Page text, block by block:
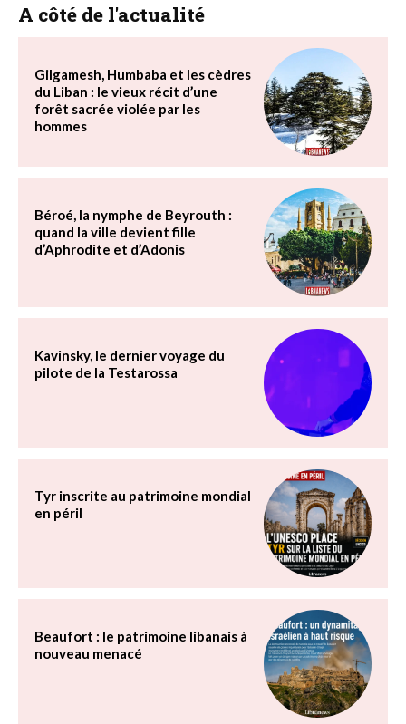
A côté de l'actualité
Gilgamesh, Humbaba et les cèdres
du Liban : le vieux récit d’une
forêt sacrée violée par les
hommes
Béroé, la nymphe de Beyrouth :
quand la ville devient fille
d’Aphrodite et d’Adonis
Kavinsky, le dernier voyage du
pilote de la Testarossa
Tyr inscrite au patrimoine mondial
en péril
Beaufort : le patrimoine libanais à
nouveau menacé